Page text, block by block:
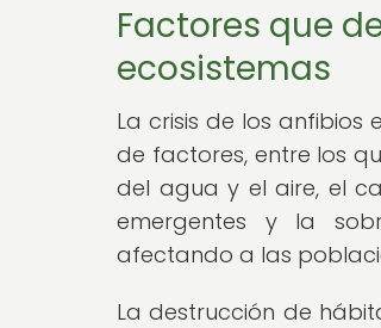
Factores que
ecosistemas
La crisis de los
de factores, entre los
del agua y el aire, el
emergentes y la
afectando a las
La destrucción de